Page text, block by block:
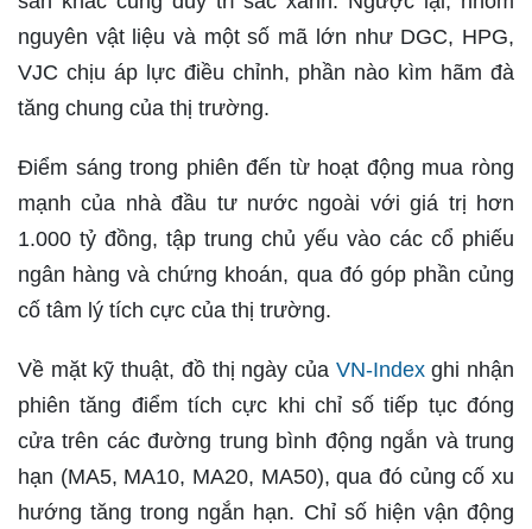
nguyên vật liệu và một số mã lớn như DGC, HPG,
VJC chịu áp lực điều chỉnh, phần nào kìm hãm đà
tăng chung của thị trường.
Điểm sáng trong phiên đến từ hoạt động mua ròng
mạnh của nhà đầu tư nước ngoài với giá trị hơn
1.000 tỷ đồng, tập trung chủ yếu vào các cổ phiếu
ngân hàng và chứng khoán, qua đó góp phần củng
cố tâm lý tích cực của thị trường.
Về mặt kỹ thuật, đồ thị ngày của VN-Indexghi nhận
phiên tăng điểm tích cực khi chỉ số tiếp tục đóng
cửa trên các đường trung bình động ngắn và trung
hạn (MA5, MA10, MA20, MA50), qua đó củng cố xu
hướng tăng trong ngắn hạn. Chỉ số hiện vận động